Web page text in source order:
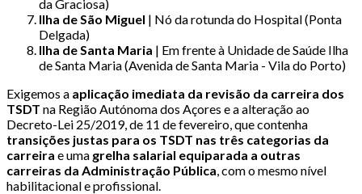
da Graciosa)
Ilha de São Miguel | Nó da rotunda do Hospital (Ponta
Delgada)
Ilha de Santa Maria | Em frente à Unidade de Saúde Ilha
de Santa Maria (Avenida de Santa Maria - Vila do Porto)
Exigemos a aplicação imediata da revisão da carreira dos
TSDT na Região Autónoma dos Açores e a alteração ao
Decreto-Lei 25/2019, de 11 de fevereiro, que contenha
transições justas para os TSDT nas três categorias da
carreira e uma grelha salarial equiparada a outras
carreiras da Administração Pública , com o mesmo nível
habilitacional e profissional.